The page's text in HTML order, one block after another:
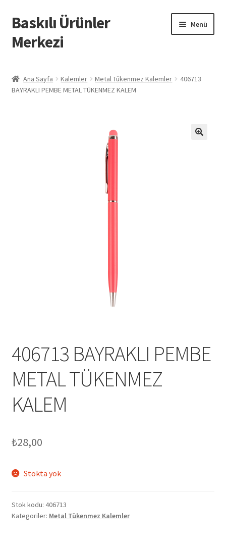
Dolaşıma
geç
İçeriğe
geç
Baskılı Ürünler
Merkezi
Menü
Baskılı Ürünler
Ana Sayfa Kalemler Metal Tükenmez Kalemler
406713
BAYRAKLI PEMBE METAL TÜKENMEZ KALEM
406713 BAYRAKLI PEMBE
METAL TÜKENMEZ
KALEM
₺28,00
Stokta yok
Stok kodu: 406713
Kategoriler: Metal Tükenmez Kalemler